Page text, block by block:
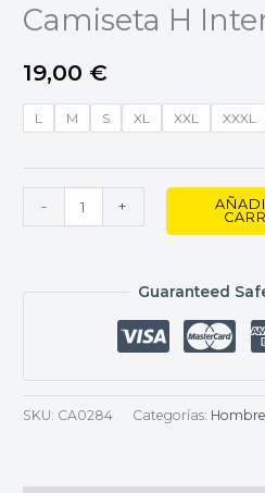
Camiseta H
19,00 €
L M S XL XXL XXXL
- +
Guaranteed
SKU: CA0284 Categorías: Hombre